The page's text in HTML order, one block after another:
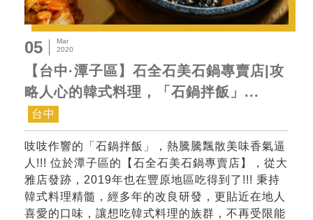
05
Mar
2020
【台中·潭子區】石全石美石鍋專賣店|攻
略人心的韓式料理，「石鍋拌飯」...
台中
吱吱作響的「石鍋拌飯」，熱騰騰飄散美味香氣逼
人!!! 位於潭子區的【石全石美石鍋專賣店】，從大
雅店發跡，2019年也在豐原地區吃得到了!!! 秉持
韓式料理精髓，經多年的改良研發，更貼近在地人
喜愛的口味，讓想吃韓式料理的族群，不再受限能